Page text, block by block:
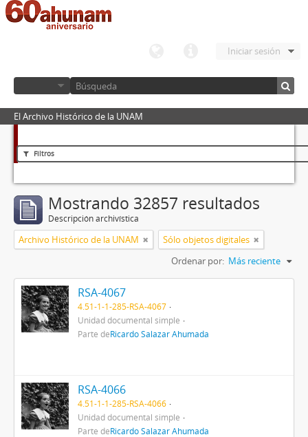
Iniciar sesión
El Archivo Histórico de la UNAM
Filtros
Mostrando 32857 resultados
Descripción archivística
Archivo Histórico de la UNAM
Sólo objetos digitales
Ordenar por: Más reciente
RSA-4067
4.51-1-1-285-RSA-4067
Unidad documental simple
Parte deRicardo Salazar Ahumada
RSA-4066
4.51-1-1-285-RSA-4066
Unidad documental simple
Parte deRicardo Salazar Ahumada